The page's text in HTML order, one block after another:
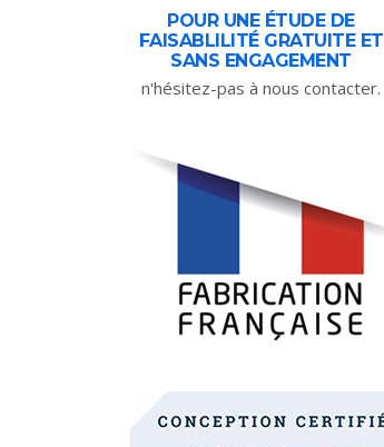
POUR UNE ÉTUDE DE
FAISABLILITÉ GRATUITE ET
SANS ENGAGEMENT
n'hésitez-pas à nous contacter.